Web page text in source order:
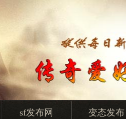
sf发布网 变态发布